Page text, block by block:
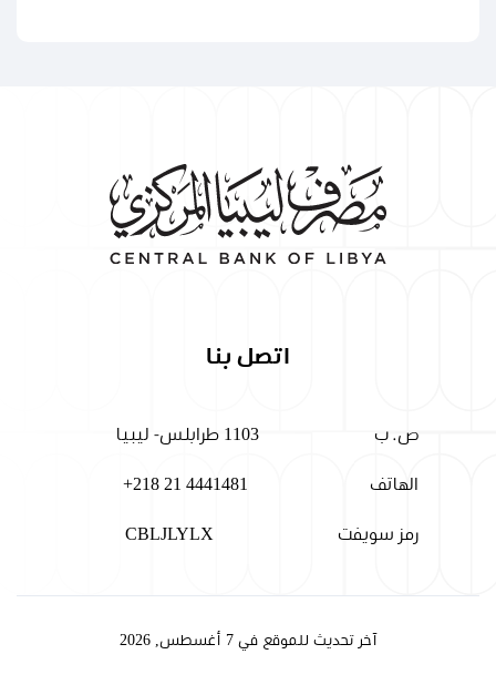
اتصل بنا
ص. ب 1103 طرابلس- ليبيا
الهاتف +218 21 4441481
رمز سويفت CBLJLYLX
آخر تحديث للموقع في 7 أغسطس, 2026